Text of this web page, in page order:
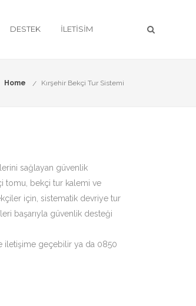
DESTEK İLETISIM
Home Kırşehir Bekçi Tur Sistemi
sağlayan güvenlik
tomu, bekçi tur kalemi ve
için, sistematik devriye tur
başarıyla güvenlik desteği
iletişime geçebilir ya da 0850